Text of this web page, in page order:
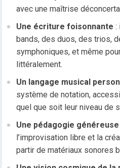
avec une maîtrise
Une écriture foisonnante :
bands, des duos, des trios,
symphoniques, et même
littéralement.
Un langage musical
système de notation,
quel que soit leur niveau de
Une pédagogie généreuse
l’improvisation libre et la
partir de matériaux sonores